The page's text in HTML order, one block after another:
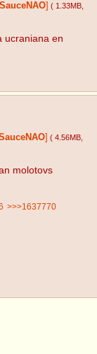
SauceNAO ( 1.33MB
ucraniana en
( 4.56MB
molotovs
>>>1637770